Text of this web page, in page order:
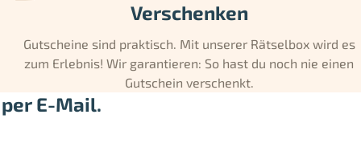
Verschenken
Gutscheine sind praktisch. Mit unserer Rätselbox wird es
zum Erlebnis! Wir garantieren: So hast du noch nie einen
Gutschein verschenkt.
E-Mail.